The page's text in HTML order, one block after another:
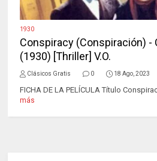
1930
Conspiracy (Conspiración) -
(1930) [Thriller] V.O.
Clásicos Gratis 0 18 Ago, 2023
FICHA DE LA PELÍCULA Título
más